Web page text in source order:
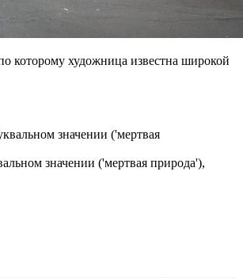
которому художница известна широкой
значении ('мертвая природа'),